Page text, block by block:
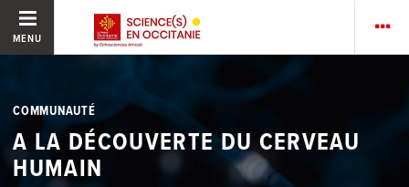
MENU
COMMUNAUTÉ
A LA DÉCOUVERTE DU CERVEAU
HUMAIN